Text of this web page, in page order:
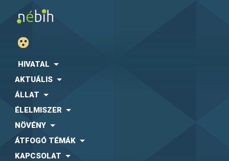
HIVATAL
AKTUÁLIS
ÁLLAT
ÉLELMISZER
NÖVÉNY
ÁTFOGÓ TÉMÁK
KAPCSOLAT